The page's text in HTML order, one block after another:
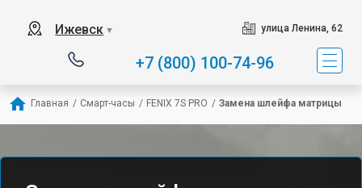
Ижевск ▼ улица Ленина, 62
+7 (800) 100-74-96
Главная / Смарт-часы / FENIX 7S PRO / Замена шлейфа матрицы